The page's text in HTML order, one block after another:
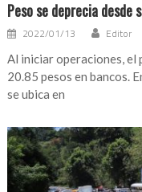
Peso se deprecia desde
2022/01/13 Editor
Al iniciar operaciones, el
20.85 pesos en bancos.
se ubica en